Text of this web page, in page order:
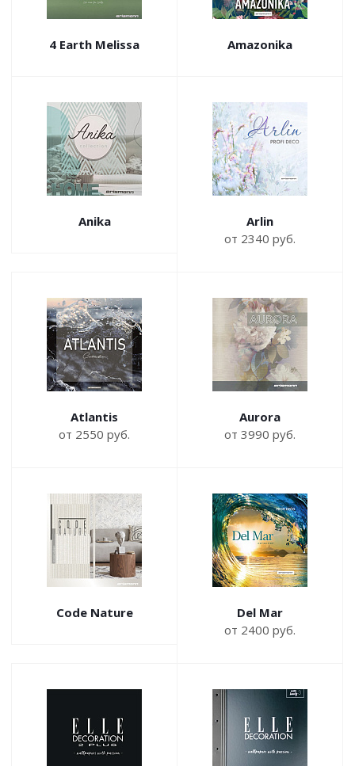
4 Earth Melissa Amazonika
Anika
Arlin
от 2340 руб.
Atlantis
от 2550 руб.
Aurora
от 3990 руб.
Code Nature
Del Mar
от 2400 руб.